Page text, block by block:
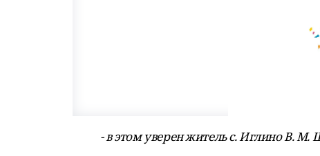
- в этом уверен житель с. Иглино В. М.